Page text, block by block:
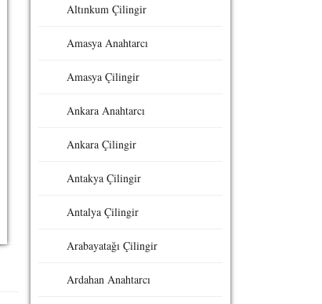
Altınkum Çilingir
Amasya Anahtarcı
Amasya Çilingir
Ankara Anahtarcı
Ankara Çilingir
Antakya Çilingir
Antalya Çilingir
Arabayatağı Çilingir
Ardahan Anahtarcı